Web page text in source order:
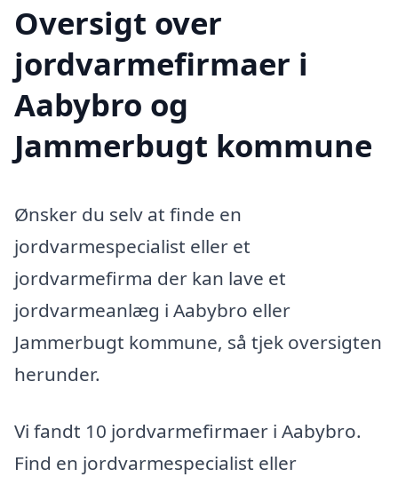
Oversigt over
jordvarmefirmaer i
Aabybro og
Jammerbugt kommune
Ønsker du selv at finde en
jordvarmespecialist eller et
jordvarmefirma der kan lave et
jordvarmeanlæg i Aabybro eller
Jammerbugt kommune, så tjek oversigten
herunder.
Vi fandt 10 jordvarmefirmaer i Aabybro.
Find en jordvarmespecialist eller